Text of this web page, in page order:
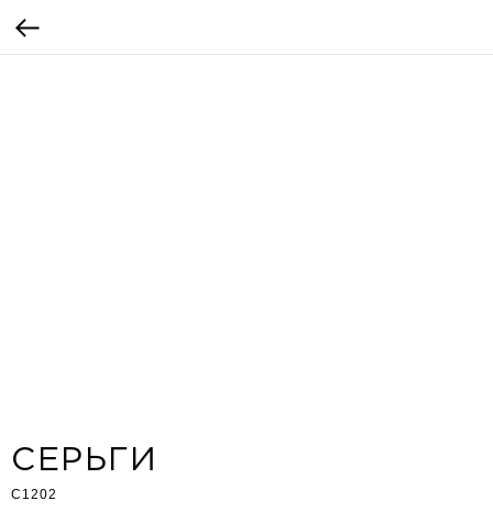
СЕРЬГИ
С1202